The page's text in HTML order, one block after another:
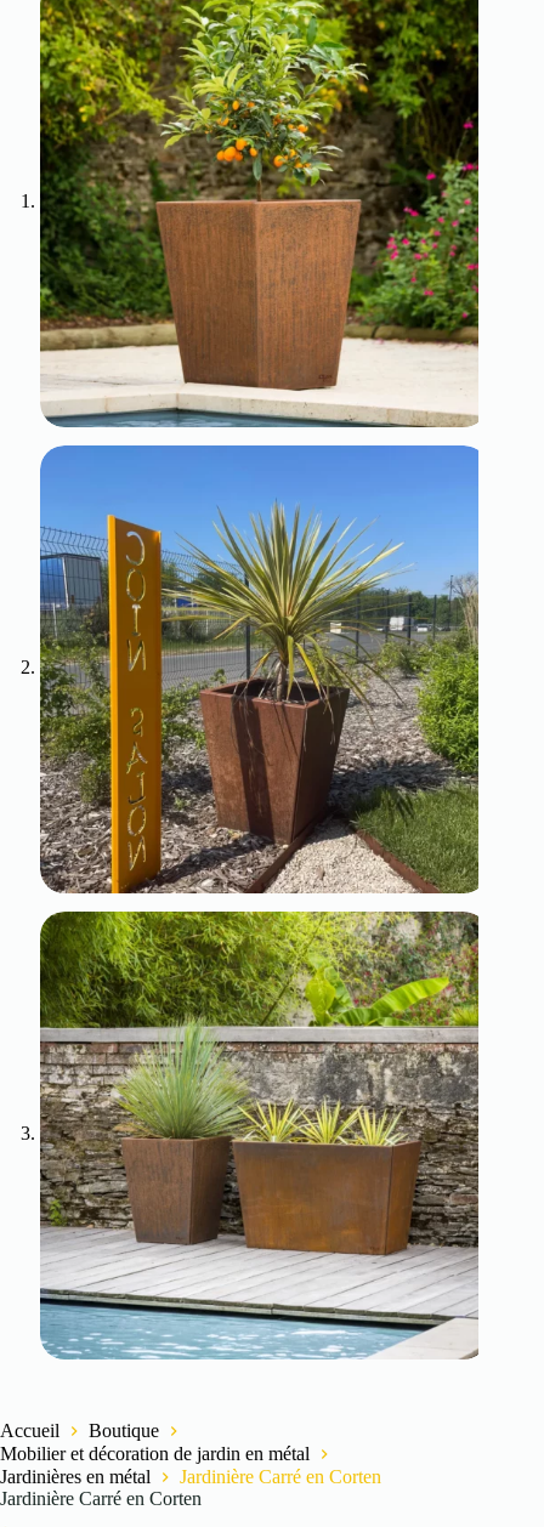
Accueil
Boutique
Mobilier et décoration de jardin en métal
Jardinières en métal
Jardinière Carré en Corten
Jardinière Carré en Corten